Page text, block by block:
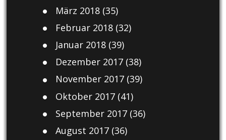
März 2018(35)
Februar 2018(32)
Januar 2018(39)
Dezember 2017(38)
November 2017(39)
Oktober 2017(41)
September 2017(36)
August 2017(36)